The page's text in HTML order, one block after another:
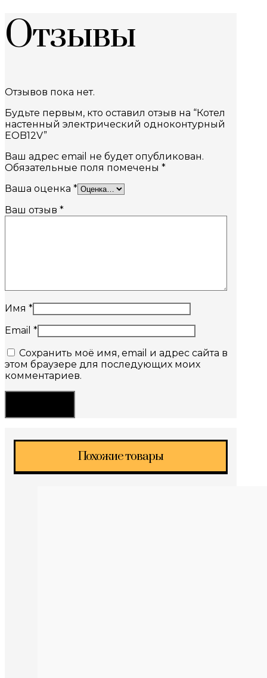
Отзывы
Отзывов пока нет.
Будьте первым, кто оставил отзыв на “Котел
настенный электрический одноконтурный
EOB12V”
Ваш адрес email не будет опубликован.
Обязательные поля помечены *
Ваша оценка *
Ваш отзыв *
Имя *
Email *
Сохранить моё имя, email и адрес сайта в
этом браузере для последующих моих
комментариев.
Похожие товары